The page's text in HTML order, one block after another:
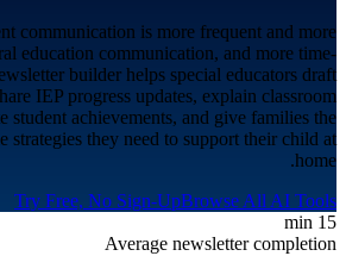
communication is more frequent and more
education communication, and more time-
builder helps special educators draft
IEP progress updates, explain classroom
student achievements, and give families the
strategies they need to support their child at
home.
Try Free, No Sign-UpBrowse All AI Tools
15 min
Average newsletter completion